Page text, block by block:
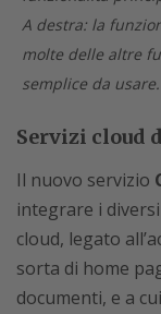
A destra: la
molte delle altre
semplice da usare.
Servizi cloud
Il nuovo servizio
integrare i
cloud, legato
sorta di home
documenti, e a